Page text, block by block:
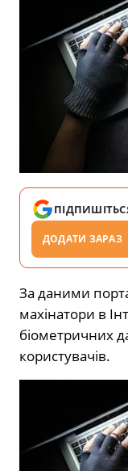
ДОДАТИ ЗАРАЗ
За даними
махінатори в
біометричних
користувачів.